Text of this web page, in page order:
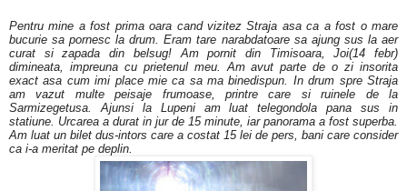
Pentru mine a fost prima oara cand vizitez Straja asa ca a fost o mare
bucurie sa pornesc la drum. Eram tare narabdatoare sa ajung sus la aer
curat si zapada din belsug! Am pornit din Timisoara, Joi(14 febr)
dimineata, impreuna cu prietenul meu. Am avut parte de o zi insorita
exact asa cum imi place mie ca sa ma binedispun. In drum spre Straja
am vazut multe peisaje frumoase, printre care si ruinele de la
Sarmizegetusa. Ajunsi la Lupeni am luat telegondola pana sus in
statiune. Urcarea a durat in jur de 15 minute, iar panorama a fost superba.
Am luat un bilet dus-intors care a costat 15 lei de pers, bani care consider
ca i-a meritat pe deplin.